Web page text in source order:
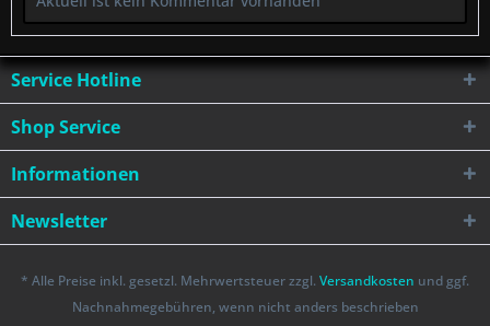
Service Hotline
Shop Service
Informationen
Newsletter
* Alle Preise inkl. gesetzl. Mehrwertsteuer zzgl. Versandkosten und ggf.
Nachnahmegebühren, wenn nicht anders beschrieben